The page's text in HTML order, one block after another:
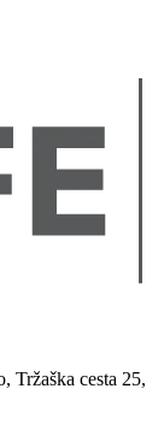
Tržaška cesta 25,